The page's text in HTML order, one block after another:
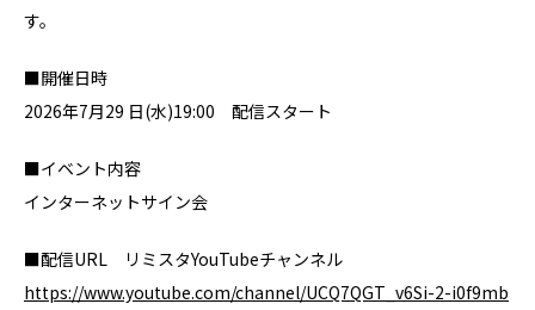
す。
■開催日時
2026年7月29 日(水)19:00 配信スタート
■イベント内容
インターネットサイン会
■配信URL リミスタYouTubeチャンネル
https://www.youtube.com/channel/UCQ7QGT_v6Si-2-i0f9mb